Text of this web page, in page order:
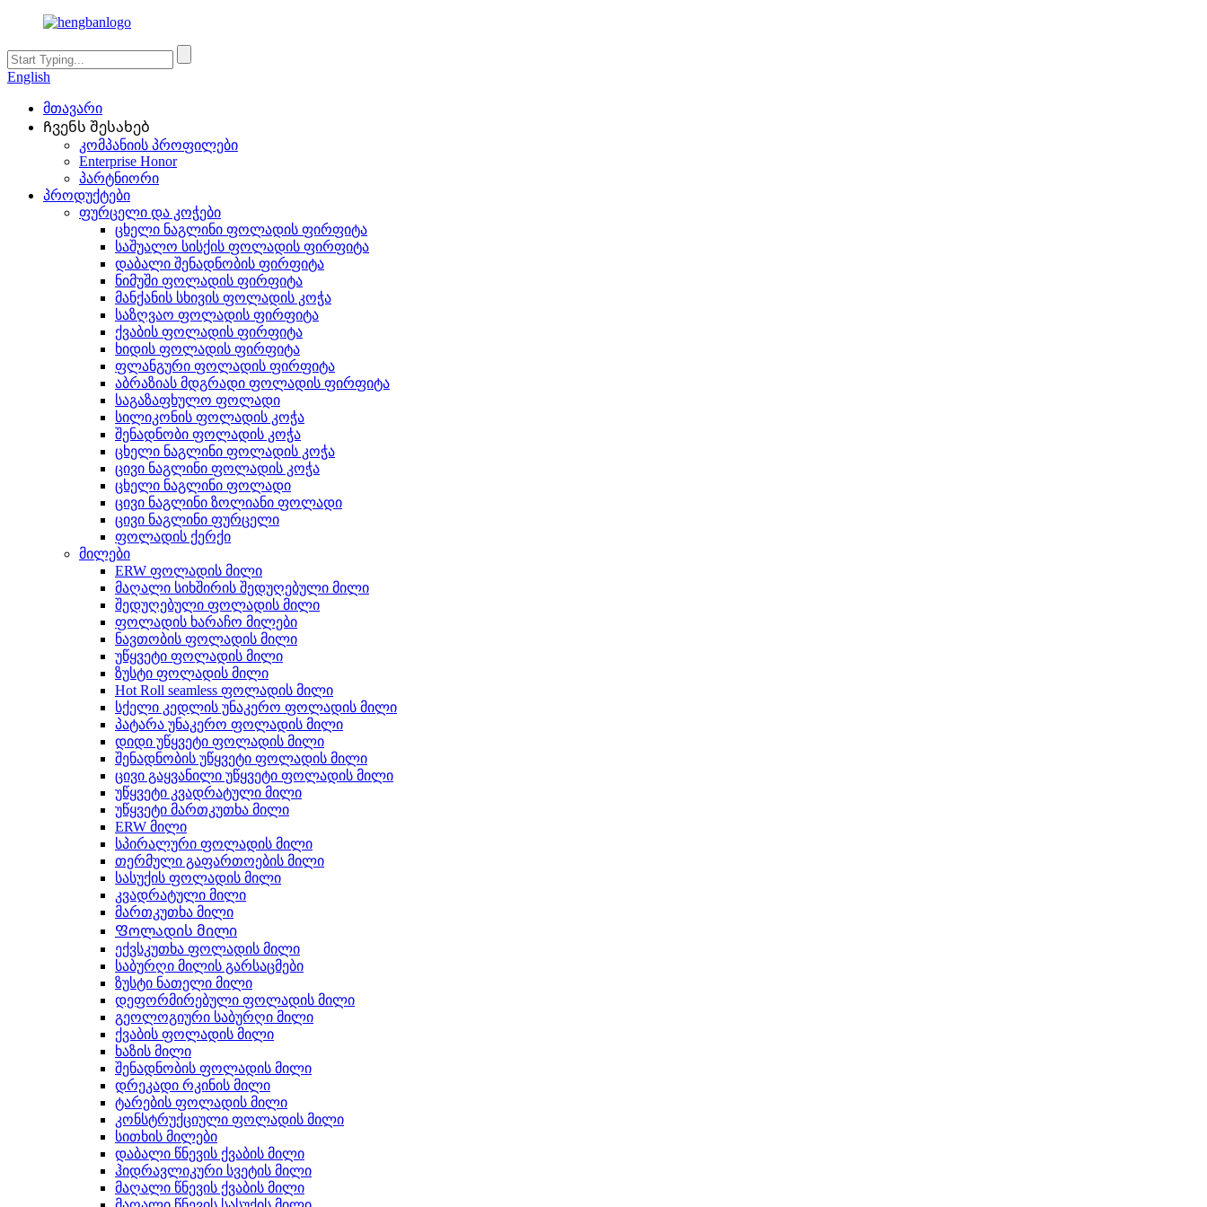
English
მთავარი
Ჩვენს შესახებ
კომპანიის პროფილები
Enterprise Honor
პარტნიორი
პროდუქტები
ფურცელი და კოჭები
ცხელი ნაგლინი ფოლადის ფირფიტა
საშუალო სისქის ფოლადის ფირფიტა
დაბალი შენადნობის ფირფიტა
ნიმუში ფოლადის ფირფიტა
მანქანის სხივის ფოლადის კოჭა
საზღვაო ფოლადის ფირფიტა
ქვაბის ფოლადის ფირფიტა
ხიდის ფოლადის ფირფიტა
ფლანგური ფოლადის ფირფიტა
აბრაზიას მდგრადი ფოლადის ფირფიტა
საგაზაფხულო ფოლადი
სილიკონის ფოლადის კოჭა
შენადნობი ფოლადის კოჭა
ცხელი ნაგლინი ფოლადის კოჭა
ცივი ნაგლინი ფოლადის კოჭა
ცხელი ნაგლინი ფოლადი
ცივი ნაგლინი ზოლიანი ფოლადი
ცივი ნაგლინი ფურცელი
ფოლადის ქერქი
მილები
ERW ფოლადის მილი
მაღალი სიხშირის შედუღებული მილი
შედუღებული ფოლადის მილი
ფოლადის ხარაჩო მილები
ნავთობის ფოლადის მილი
უწყვეტი ფოლადის მილი
ზუსტი ფოლადის მილი
Hot Roll seamless ფოლადის მილი
სქელი კედლის უნაკერო ფოლადის მილი
პატარა უნაკერო ფოლადის მილი
დიდი უწყვეტი ფოლადის მილი
შენადნობის უწყვეტი ფოლადის მილი
ცივი გაყვანილი უწყვეტი ფოლადის მილი
უწყვეტი კვადრატული მილი
უწყვეტი მართკუთხა მილი
ERW მილი
სპირალური ფოლადის მილი
თერმული გაფართოების მილი
სასუქის ფოლადის მილი
კვადრატული მილი
მართკუთხა მილი
Ფოლადის მილი
ექვსკუთხა ფოლადის მილი
საბურღი მილის გარსაცმები
ზუსტი ნათელი მილი
დეფორმირებული ფოლადის მილი
გეოლოგიური საბურღი მილი
ქვაბის ფოლადის მილი
ხაზის მილი
შენადნობის ფოლადის მილი
დრეკადი რკინის მილი
ტარების ფოლადის მილი
კონსტრუქციული ფოლადის მილი
სითხის მილები
დაბალი წნევის ქვაბის მილი
ჰიდრავლიკური სვეტის მილი
მაღალი წნევის ქვაბის მილი